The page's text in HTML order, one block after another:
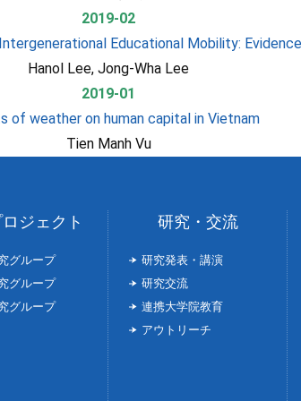
2019-02
Educational Mobility:
Hanol Lee, Jong-Wha Lee
2019-01
of weather on human capital in Vietnam
Tien Manh Vu
ジェクト
グループ
グループ
グループ
研究・交流
研究発表・講演
研究交流
連携大学院教育
アウトリーチ